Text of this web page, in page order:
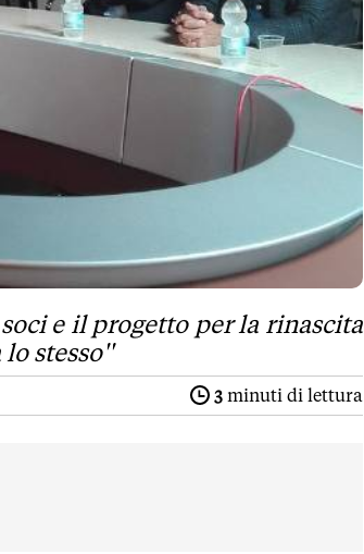
e il progetto per la rinascita
stesso''
3 minuti di lettura